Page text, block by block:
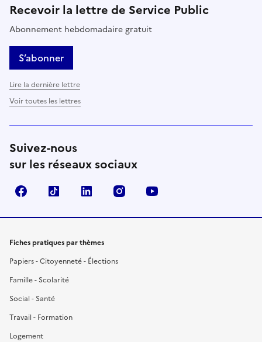
Recevoir la lettre de Service Public
Abonnement hebdomadaire gratuit
S’abonner
Lire la dernière lettre
Voir toutes les lettres
Suivez-nous
sur les réseaux sociaux
FacebookTikTok LinkedIn Instagram
Fiches pratiques par thèmes
Papiers - Citoyenneté - Élections
Famille - Scolarité
Social - Santé
Travail - Formation
Logement